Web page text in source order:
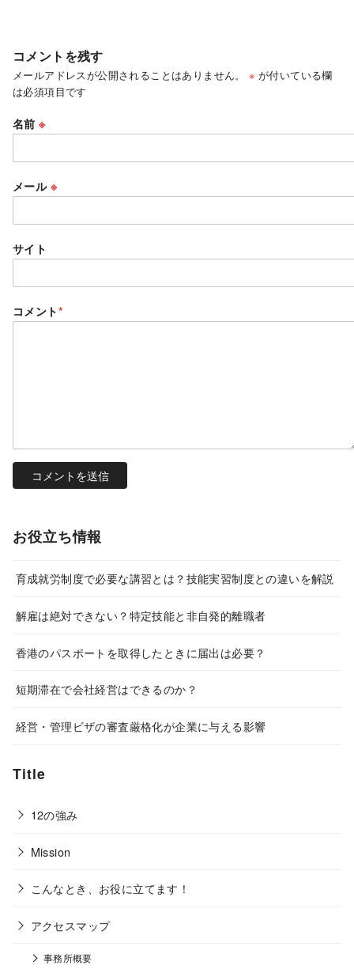
コメントを残す
メールアドレスが公開されることはありません。 ※ が付いている欄
は必須項目です
名前※
メール ※
サイト
コメント*
お役立ち情報
育成就労制度で必要な講習とは？技能実習制度との違いを解説
解雇は絶対できない？特定技能と非自発的離職者
香港のパスポートを取得したときに届出は必要？
短期滞在で会社経営はできるのか？
経営・管理ビザの審査厳格化が企業に与える影響
Title
12の強み
Mission
こんなとき、お役に立てます！
アクセスマップ
事務所概要